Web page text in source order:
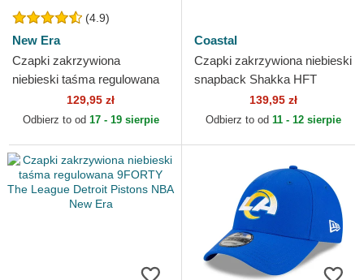
(4.9)
New Era
Czapki zakrzywiona
niebieski taśma regulowana
9FORTY The League New
York Giants NFL New Era
129,95 zł
Odbierz to od 17 - 19 sierpie
Coastal
Czapki zakrzywiona niebieski
snapback Shakka HFT
139,95 zł
Odbierz to od 11 - 12 sierpie